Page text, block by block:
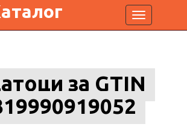
Toggle
navigation
за GTIN